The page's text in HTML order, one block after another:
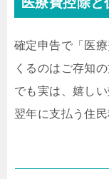
確定申告で「医
くるのはご存知
でも実は、嬉し
翌年に支払う住